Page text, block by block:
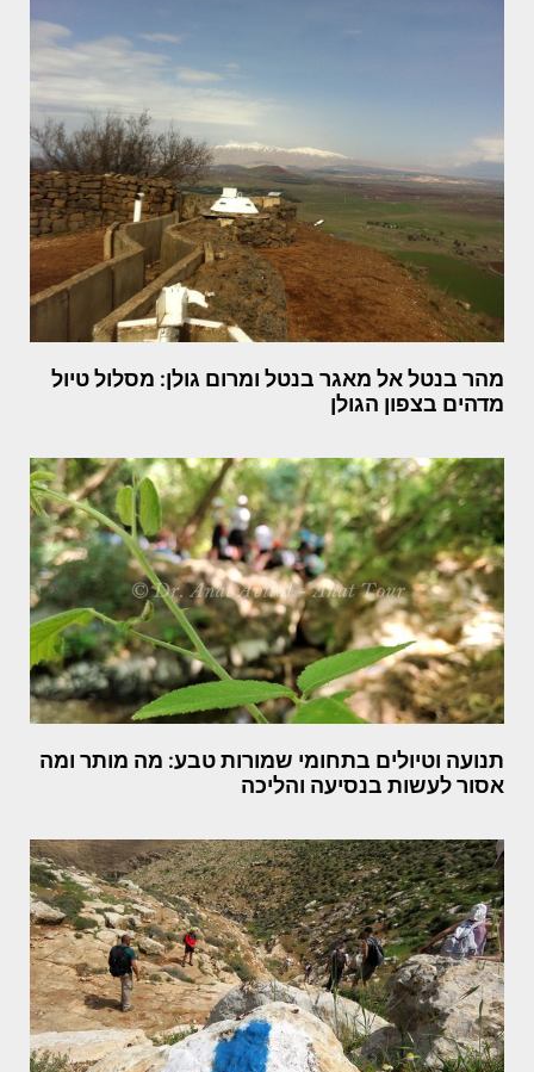
מהר בנטל אל מאגר בנטל ומרום גולן: מסלול טיול
מדהים בצפון הגולן
תנועה וטיולים בתחומי שמורות טבע: מה מותר ומה
אסור לעשות בנסיעה והליכה